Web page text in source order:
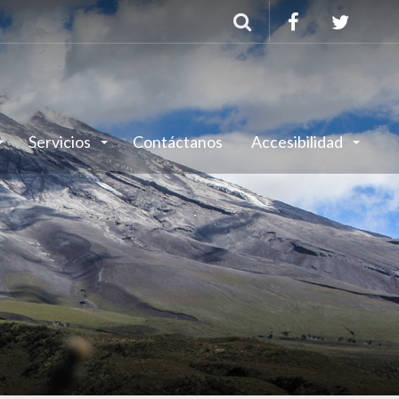
Servicios Contáctanos Accesibilidad